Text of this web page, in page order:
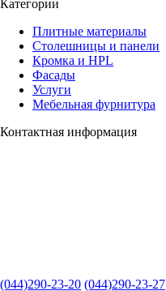
Категории
Плитные материалы
Столешницы и панели
Кромка и HPL
Фасады
Услуги
Мебельная фурнитура
Контактная информация
(044)290-23-20 (044)290-23-27